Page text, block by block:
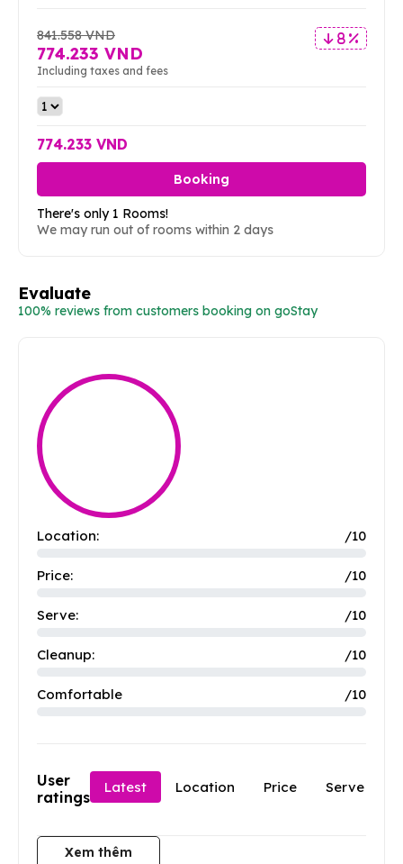
8 %
841.558 VND
774.233 VND
Including taxes and fees
774.233 VND
Booking
There's only 1 Rooms!
We may run out of rooms within 2 days
Evaluate
100% reviews from customers booking on goStay
Location: /10
Price: /10
Serve: /10
Cleanup: /10
Comfortable /10
User
ratings
Latest Location Price Serve
Xem thêm